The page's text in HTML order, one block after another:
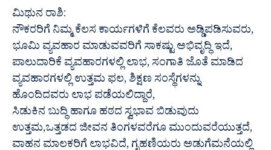
ಮಿಥುನ ರಾಶಿ:
ನೌಕರರಿಗೆ ನಿಮ್ಮ ಕೆಲಸ ಕಾರ್ಯಗಳಿಗೆ ಕೆಲವರು ಅಡ್ಡಿಪಡಿಸುವರು,
ಭೂಮಿ ವ್ಯವಹಾರ ಮಾಡುವವರಿಗೆ ಸಾಕಷ್ಟು ಅಭಿವೃದ್ಧಿ ಇದೆ,
ಪಾಲುದಾರಿಕೆ ವ್ಯವಹಾರಗಳಲ್ಲಿ ಲಾಭ, ಸಂಗಾತಿ ಜೊತೆ ಮಾಡಿದ
ವ್ಯವಹಾರಗಳಲ್ಲಿ ಉತ್ತಮ ಫಲ, ಶಿಕ್ಷಣ ಸಂಸ್ಥೆಗಳನ್ನು
ಹೊಂದಿದವರು ಲಾಭ ಪಡೆಯಲಿದ್ದಾರೆ,
ಸಿಡುಕಿನ ಬುದ್ಧಿ ಹಾಗೂ ಹಠದ ಸ್ವಭಾವ ಬಿಡುವುದು
ಉತ್ತಮ,ಒತ್ತಡದ ಜೀವನ ತಿಂಗಳವರೆಗೂ ಮುಂದುವರೆಯುತ್ತದೆ,
ವಾಹನ ಮಾಲಕರಿಗೆ ಲಾಭವಿದೆ, ಗೃಹಣಿಯರು ಅಡುಗೆಮನೆಯಲ್ಲಿ